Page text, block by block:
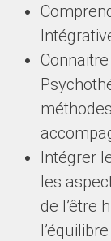
Intégrer
les
de l’être